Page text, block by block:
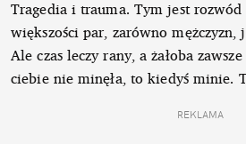
Tragedia i trauma. Tym jest
większości par, zarówno
Ale czas leczy rany, a żałoba
ciebie nie minęła, to kiedyś minie.
REKLAMA